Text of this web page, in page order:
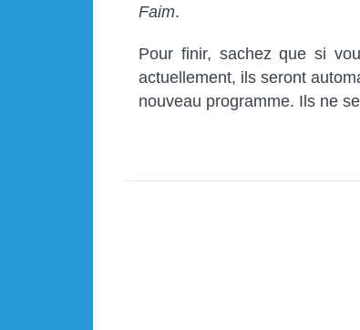
Faim.
Pour finir, sachez que si
actuellement, ils seront
nouveau programme. Ils ne